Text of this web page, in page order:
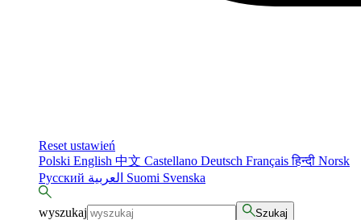
Reset ustawień
Polski English 中文 Castellano Deutsch Françaisहिन्दी Norsk
Русский
Suomi Svenska
wyszukaj Szukaj